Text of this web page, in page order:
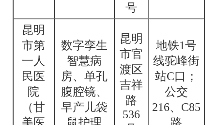
号
昆明
市第
一人
民医
院
（甘
美医
数字孪生
智慧病
房、单孔
腹腔镜、
早产儿袋
鼠护理
昆明
市官
渡区
吉祥
路
536
地铁1号
线驼峰街
站C口；
公交
216、C85
路